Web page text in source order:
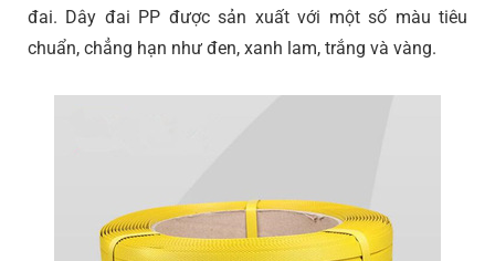
đai. Dây đai PP được sản xuất với một số màu tiêu
chuẩn, chẳng hạn như đen, xanh lam, trắng và vàng.